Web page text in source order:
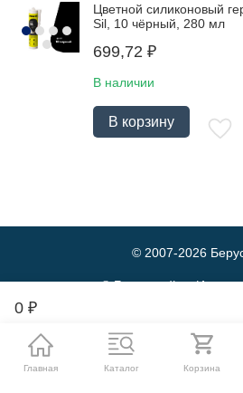
0 ₽
Цветной силиконовый
Sil, 10 чёрный, 280 мл
699,72 ₽
В наличии
В корзину
© 2007-2026
© Берустрой —
оптовой и
строительных
Главная Каталог Корзина